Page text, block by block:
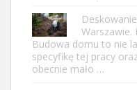
Budowa domu to nie
specyfikę tej pracy
obecnie mało …